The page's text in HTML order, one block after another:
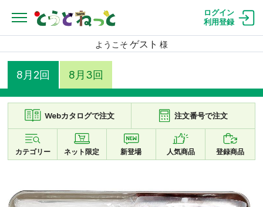
ログイン
利用登録
ようこそ ゲスト 様
8月2回 8月3回
Webカタログで注文 注文番号で注文
カテゴリー ネット限定 新登場 人気商品 登録商品